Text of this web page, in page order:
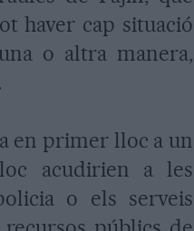
haver cap situació
o altra manera,
en primer lloc a un
acudirien a les
o els serveis